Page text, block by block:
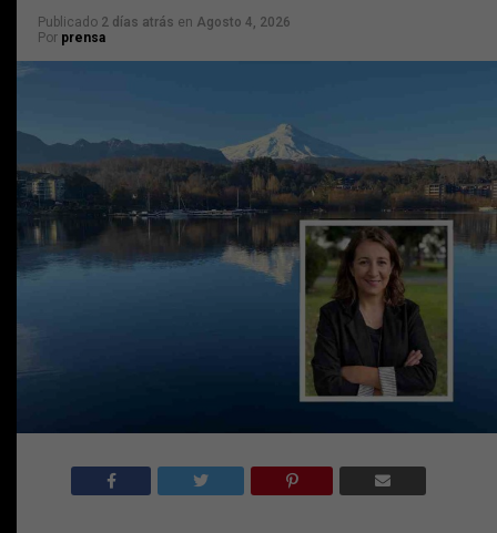
Publicado 2 días atrás en Agosto 4, 2026
Por prensa